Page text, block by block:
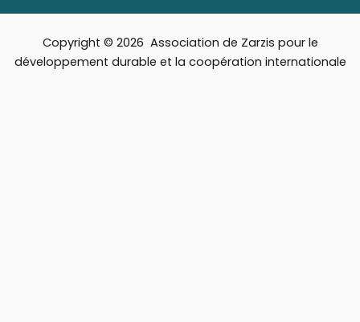
Copyright © 2026 Association de Zarzis pour le
développement durable et la coopération internationale